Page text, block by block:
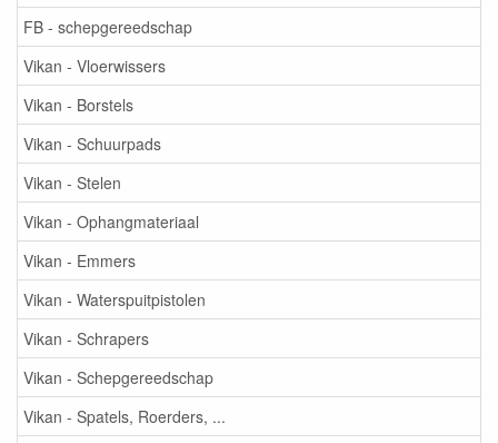
FB - schepgereedschap
Vikan - Vloerwissers
Vikan - Borstels
Vikan - Schuurpads
Vikan - Stelen
Vikan - Ophangmateriaal
Vikan - Emmers
Vikan - Waterspuitpistolen
Vikan - Schrapers
Vikan - Schepgereedschap
Vikan - Spatels, Roerders, ...